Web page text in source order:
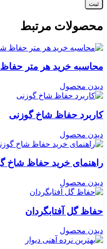
محصولات مرتبط
محاسبه خرید هر متر
دیدن محصول
کاربرد حفاظ شاخ گوزنی
دیدن محصول
راهنمای خرید حفاظ شاخ
دیدن محصول
حفاظ گل آفتابگردان
دیدن محصول